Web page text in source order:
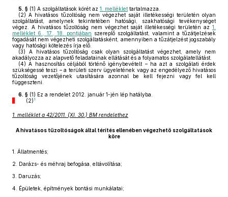
5. § (1) A szolgáltatások körét az 1. melléklet tartalmazza.
(2) A hivatásos tűzoltóság nem végezhet saját illetékességi területén olyan
szolgáltatást, amelynek tekintetében hatósági, szakhatósági tevékenységet
végez. A hivatásos tűzoltóság nem végezhet saját illetékességi területén az 1.
melléklet 6., 17., 18. pontjában szereplő szolgáltatást, valamint a tűzátjelzések
fogadását nem végezheti szolgáltatásként, amennyiben a tűzátjelzést jogszabály
vagy hatósági kötelezés írja elő.
(3) A hivatásos tűzoltóság csak olyan szolgáltatást végezhet, amely nem
akadályozza az alapvető feladatainak ellátását és a folyamatos szolgálatellátást.
(4) A hasznosítás céljából történő igénybevételt – ha azt a szolgálati érdek
szükségessé teszi – a területi szerv ügyeletének vagy az engedélyező hivatásos
tűzoltóság vezetőjének utasítására azonnal be kell fejezni vagy fel kell
függeszteni.
6. § (1) Ez a rendelet 2012. január 1-jén lép hatályba.
(2) 1
1. melléklet a 42/2011. (XI. 30.) BM rendelethez
A hivatásos tűzoltóságok által térítés ellenében végezhető szolgáltatások
köre
1. Állatmentés;
2.
Darázs- és méhraj befogása, eltávolítása;
3.
Daruzás;
4.
Épületek, építmények bontási munkálatai;